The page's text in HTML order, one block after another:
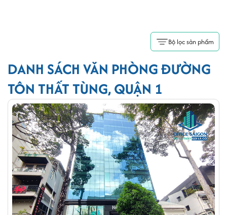
Bộ lọc sản phẩm
DANH SÁCH VĂN PHÒNG ĐƯỜNG
TÔN THẤT TÙNG, QUẬN 1